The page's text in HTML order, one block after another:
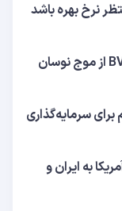
نرخ بهره باشد
هشدار ولمگدون بیت کوین؛ اندیکاتور BVIV از موج نوسان
سرمایه‌گذاری
به ایران و